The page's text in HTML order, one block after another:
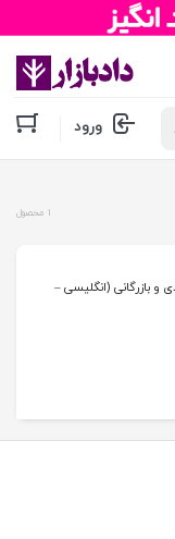
ورود
1 محصول
و بازرگانی (انگلیسی –